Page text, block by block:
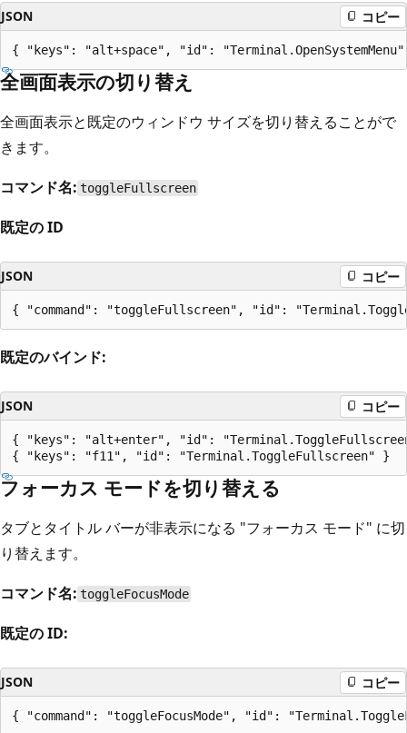
JSON コピー
全画面表示の切り替え
全画面表示と既定のウィンドウ サイズを切り替えることがで
きます。
コマンド名: toggleFullscreen
既定の ID
JSON コピー
既定のバインド:
JSON コピー
{ "keys": "alt+enter", "id":
フォーカス モードを切り替える
タブとタイトル バーが非表示になる "フォーカス モード" に切
り替えます。
コマンド名: toggleFocusMode
既定の ID:
JSON コピー